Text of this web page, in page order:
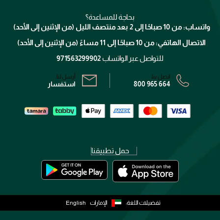
الإرجاع
برنامج الولاء ميوز
الشروط و الأحكام
سياسة الخصوصية
بحاجة للمساعدة؟
واتساب: من 10 صباحًا إلى 2 بعد منتصف الليل (من الإثنين إلى الأحد)
الاتصال الهاتفي: من 10 صباحًا إلى 11 مساءً (من الإثنين إلى الأحد)
للتواصل عبر الواتساب 971563299902
اتصل بنا:
800 965 664
أرسل لنا:
استفسار
حمل تطبيقنا
تفضيلات اللغة: الإمارات English